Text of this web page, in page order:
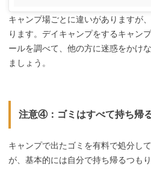
キャンプ場ごとに違いがありますが
ります。デイキャンプをするキャン
ールを調べて、他の方に迷惑をかけ
ましょう。
注意④：ゴミはすべて持ち帰
キャンプで出たゴミを有料で処分し
が、基本的には自分で持ち帰るつも